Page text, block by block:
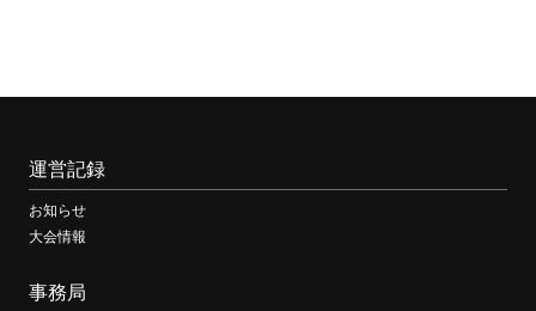
運営記録
お知らせ
大会情報
事務局